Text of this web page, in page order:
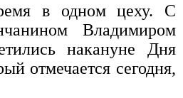
в одном цеху. С
Владимиром
накануне Дня
отмечается сегодня,